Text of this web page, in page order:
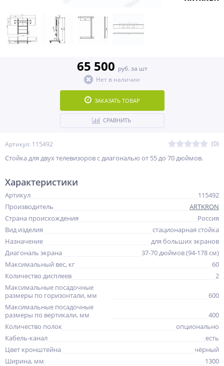
Артикул: 115492 (0)
Стойка для двух телевизоров с диагональю от 55 до 70 дюймов.
65 500 руб. за шт
Нет в наличии
ЗАКАЗАТЬ ТОВАР
СРАВНИТЬ
Характеристики
Артикул
115492
Производитель
ARTKRON
Страна происхождения
Россия
Вид изделия
стационарная стойка
Назначение
для больших экранов
Диагональ экрана
37-70 дюймов (94-178 см)
Максимальный вес, кг
60
Количество дисплеев
2
Максимальные посадочные
размеры по горизонтали, мм
600
Максимальные посадочные
размеры по вертикали, мм
400
Количество полок
опционально
Кабель-канал
есть
Цвет кронштейна
чёрный
Ширина, мм
1300